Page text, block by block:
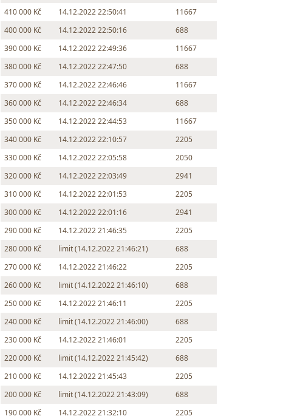
410 000 Kč
14.12.2022 22:50:41
11667
400 000 Kč
14.12.2022 22:50:16
688
390 000 Kč
14.12.2022 22:49:36
11667
380 000 Kč
14.12.2022 22:47:50
688
370 000 Kč
14.12.2022 22:46:46
11667
360 000 Kč
14.12.2022 22:46:34
688
350 000 Kč
14.12.2022 22:44:53
11667
340 000 Kč
14.12.2022 22:10:57
2205
330 000 Kč
14.12.2022 22:05:58
2050
320 000 Kč
14.12.2022 22:03:49
2941
310 000 Kč
14.12.2022 22:01:53
2205
300 000 Kč
14.12.2022 22:01:16
2941
290 000 Kč
14.12.2022 21:46:35
2205
280 000 Kč
limit (14.12.2022 21:46:21)
688
270 000 Kč
14.12.2022 21:46:22
2205
260 000 Kč
limit (14.12.2022 21:46:10)
688
250 000 Kč
14.12.2022 21:46:11
2205
240 000 Kč
limit (14.12.2022 21:46:00)
688
230 000 Kč
14.12.2022 21:46:01
2205
220 000 Kč
limit (14.12.2022 21:45:42)
688
210 000 Kč
14.12.2022 21:45:43
2205
200 000 Kč
limit (14.12.2022 21:43:09)
688
190 000 Kč
14.12.2022 21:32:10
2205